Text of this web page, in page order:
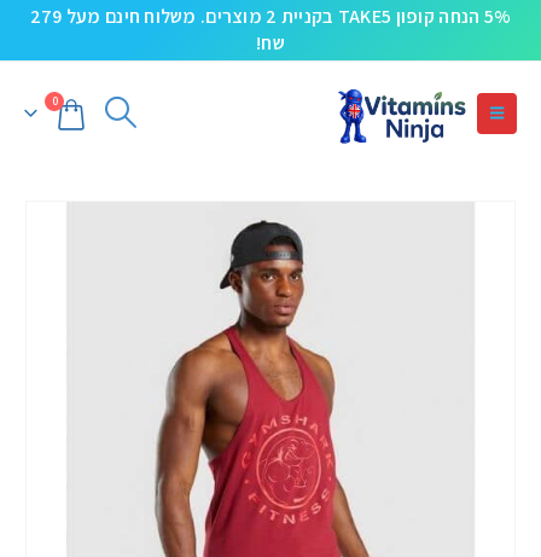
5% הנחה קופון TAKE5 בקניית 2 מוצרים. משלוח חינם מעל 279
שח!
0